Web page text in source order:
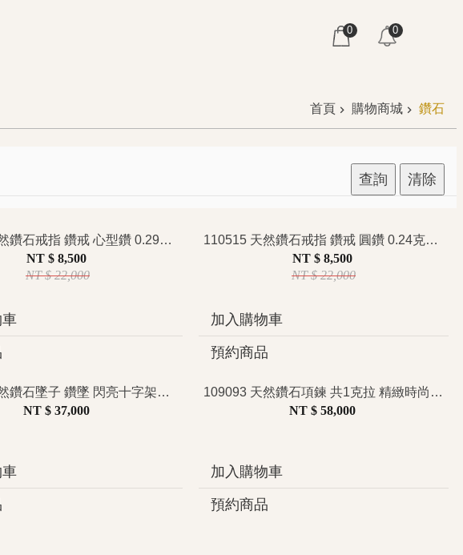
0 0
首頁 購物商城 鑽石
查詢 清除
110519 天然鑽石戒指 鑽戒 心型鑽 0.29克拉 訂婚新人推薦 精緻質感百搭 優雅溫柔 經典簡約 特價
NT $ 8,500
NT $ 22,000
110515 天然鑽石戒指 鑽戒 圓鑽 0.24克拉 花蕊纏繞設計 訂婚新人推薦 精緻質感百搭 優雅溫柔 經典簡約 特價
NT $ 8,500
NT $ 22,000
加入購物車
預約商品
108820 天然鑽石墜子 鑽墜 閃亮十字架造型 日常百搭 日系輕珠寶 簡約精緻
NT $ 37,000
109093 天然鑽石項鍊 共1克拉 精緻時尚 冷淡風 韓系潮流 日常百搭 可調式鎖骨鍊推薦
NT $ 58,000
加入購物車
預約商品